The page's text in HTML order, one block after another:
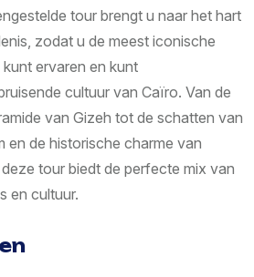
tour brengt u naar het hart
zodat u de meest iconische
ervaren en kunt
cultuur van Caïro. Van de
van Gizeh tot de schatten van
en de historische charme van
tour biedt de perfecte mix van
en cultuur.